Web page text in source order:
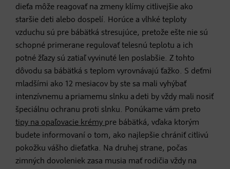
dieťa môže reagovať na zmeny klímy citlivejšie ako
staršie deti alebo dospelí. Horúce a vlhké teploty
vzduchu sú pre bábätká stresujúce, pretože ešte nie sú
schopné primerane regulovať telesnú teplotu a ich
potné žľazy sú zatiaľ vyvinuté len poslabšie. Z tohto
dôvodu sa bábätká s teplom vyrovnávajú ťažko. S deťmi
mladšími ako 12 mesiacov by ste sa mali vyhýbať
intenzívnemu a priamemu slnku a deti by vždy mali nosiť
špeciálnu ochranu proti slnku. Ponúkame vám preto
tipy na opaľovacie krémy pre bábätká, vďaka ktorým
budete informovaní o tom, ako najlepšie chrániť citlivú
pokožku vášho dieťatka. Na druhej strane, počas
zimných dovoleniek zasa musia mať rodičia vždy na